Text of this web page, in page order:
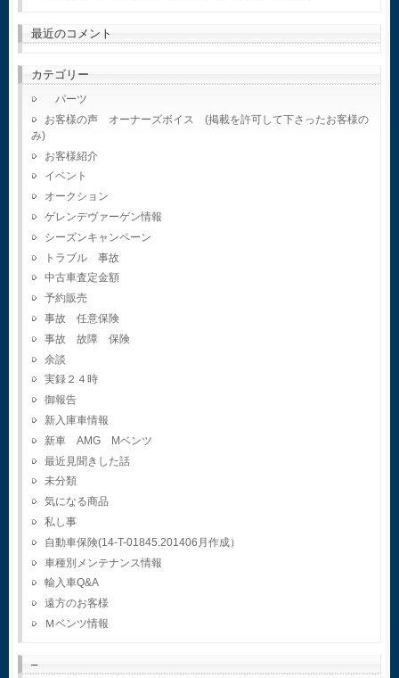
最近のコメント
カテゴリー
パーツ
お客様の声 オーナーズボイス (掲載を許可して下さったお客様の
み)
お客様紹介
イベント
オークション
ゲレンデヴァーゲン情報
シーズンキャンペーン
トラブル 事故
中古車査定金額
予約販売
事故 任意保険
事故 故障 保険
余談
実録２４時
御報告
新入庫車情報
新車 AMG Mベンツ
最近見聞きした話
未分類
気になる商品
私し事
自動車保険(14-T-01845.201406月作成）
車種別メンテナンス情報
輸入車Q&A
遠方のお客様
Ｍベンツ情報
–